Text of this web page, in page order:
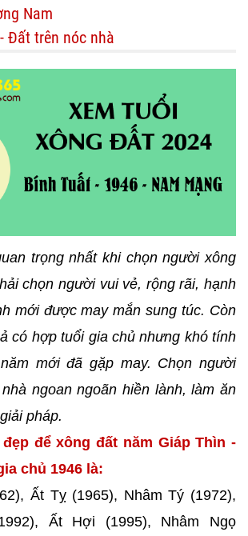
Nam
Đất trên nóc nhà
trọng nhất khi chọn người xông
chọn người vui vẻ, rộng rãi, hạnh
mới được may mắn sung túc. Còn
có hợp tuổi gia chủ nhưng khó tính
mới đã gặp may. Chọn người
ngoan ngoãn hiền lành, làm ăn
pháp.
để xông đất năm Giáp Thìn -
chủ 1946 là:
Ất Tỵ (1965), Nhâm Tý (1972),
Ất Hợi (1995), Nhâm Ngọ